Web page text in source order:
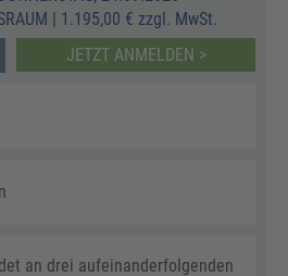
| 1.195,00 € zzgl. MwSt.
JETZT ANMELDEN >
an drei aufeinanderfolgenden